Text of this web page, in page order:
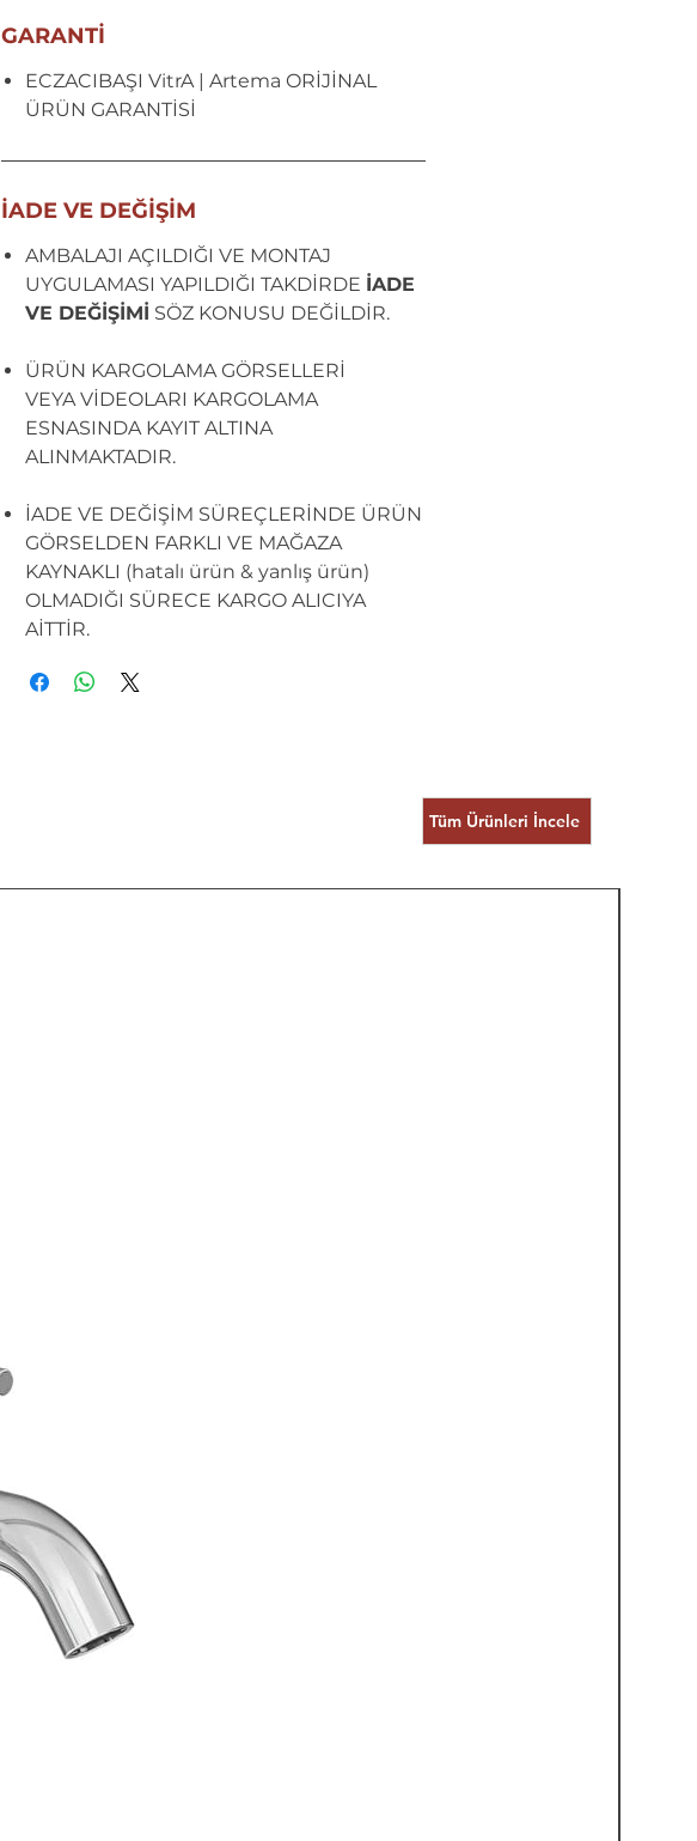
GARANTİ
ECZACIBAŞI VitrA | Artema ORİJİNAL
ÜRÜN GARANTİSİ
İADE VE DEĞİŞİM
AMBALAJI AÇILDIĞI VE MONTAJ
UYGULAMASI YAPILDIĞI TAKDİRDE İADE
VE DEĞİŞİMİ SÖZ KONUSU DEĞİLDİR.
ÜRÜN KARGOLAMA GÖRSELLERİ
VEYA VİDEOLARI KARGOLAMA
ESNASINDA KAYIT ALTINA
ALINMAKTADIR.
İADE VE DEĞİŞİM SÜREÇLERİNDE ÜRÜN
GÖRSELDEN FARKLI VE MAĞAZA
KAYNAKLI (hatalı ürün & yanlış ürün)
OLMADIĞI SÜRECE KARGO ALICIYA
AİTTİR.
Tüm Ürünleri İncele